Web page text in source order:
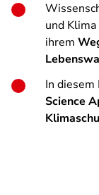
und
ihrem
In
Science